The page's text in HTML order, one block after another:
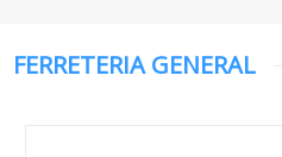
FERRETERIA GENERAL